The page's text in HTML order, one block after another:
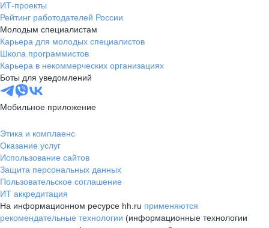
ИТ-проекты
Рейтинг работодателей России
Молодым специалистам
Карьера для молодых специалистов
Школа программистов
Карьера в некоммерческих организациях
Боты для уведомлений
Мобильное приложение
Этика и комплаенс
Оказание услуг
Использование сайтов
Защита персональных данных
Пользовательское соглашение
ИТ аккредитация
На информационном ресурсе hh.ru применяются
рекомендательные технологии (информационные технологии